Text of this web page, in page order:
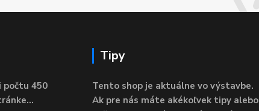
počtu 450
Tipy
Tento shop je aktuálne vo výstavbe.
Ak pre nás máte akékoľvek tipy alebo